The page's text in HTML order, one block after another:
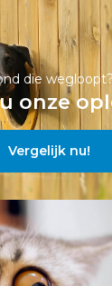
die wegloopt?
onze
Vergelijk nu!